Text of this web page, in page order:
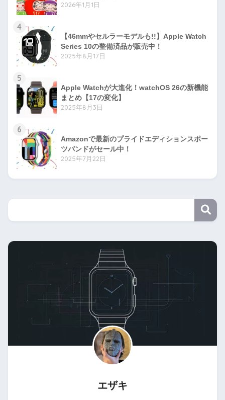
2026年1月1日
4
【46mmやセルラーモデルも!!】Apple Watch
Series 10の整備済品が販売中！
2025年8月17日
5
Apple Watchが大進化！watchOS 26の新機能
まとめ【17の変化】
2025年8月3日
6
Amazonで最新のプライドエディションスポー
ツバンドがセール中！
2025年7月22日
エザキ